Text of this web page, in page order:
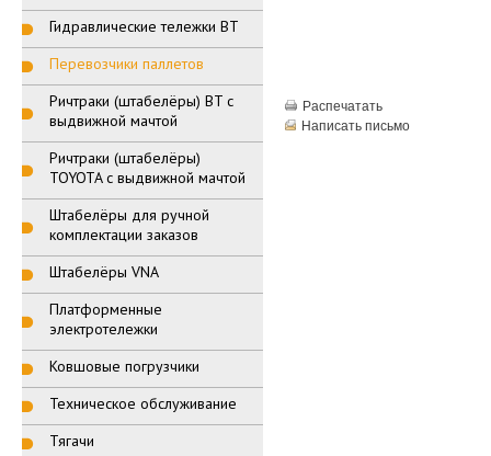
Гидравлические тележки BT
Перевозчики паллетов
Ричтраки (штабелёры) BT с
выдвижной мачтой
Ричтраки (штабелёры)
TOYOTA с выдвижной мачтой
Штабелёры для ручной
комплектации заказов
Штабелёры VNA
Платформенные
электротележки
Ковшовые погрузчики
Техническое обслуживание
Тягачи
Распечатать
Написать письмо